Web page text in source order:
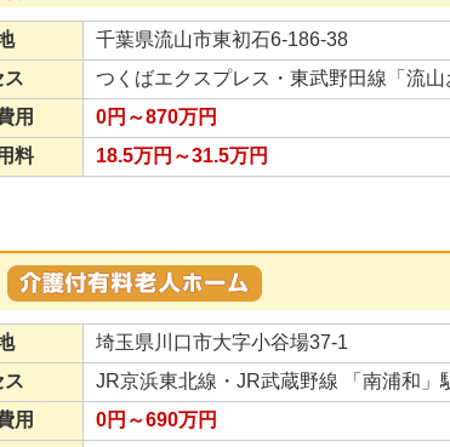
千葉県流山市東初石6-186-38
ス
つくばエクスプレス・東武野田線「流
用
0円～870万円
料
18.5万円～31.5万円
埼玉県川口市大字小谷場37-1
ス
JR京浜東北線・JR武蔵野線 「南浦和
用
0円～690万円